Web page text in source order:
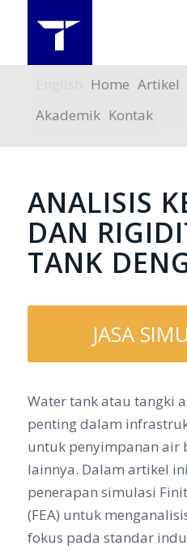
Home Artikel
Akademik Kontak
ANALISIS
DAN
TANK
JASA
Water tank atau tangki
penting dalam
untuk penyimpanan air
lainnya. Dalam artikel
penerapan simulasi
(FEA) untuk
fokus pada standar